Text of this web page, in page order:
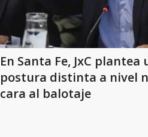
En Santa Fe, JxC plantea
postura distinta a nivel
cara al balotaje